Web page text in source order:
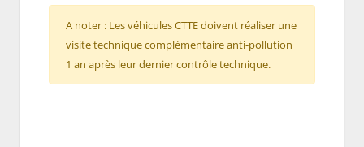
A noter : Les véhicules CTTE doivent réaliser une
visite technique complémentaire anti-pollution
1 an après leur dernier contrôle technique.